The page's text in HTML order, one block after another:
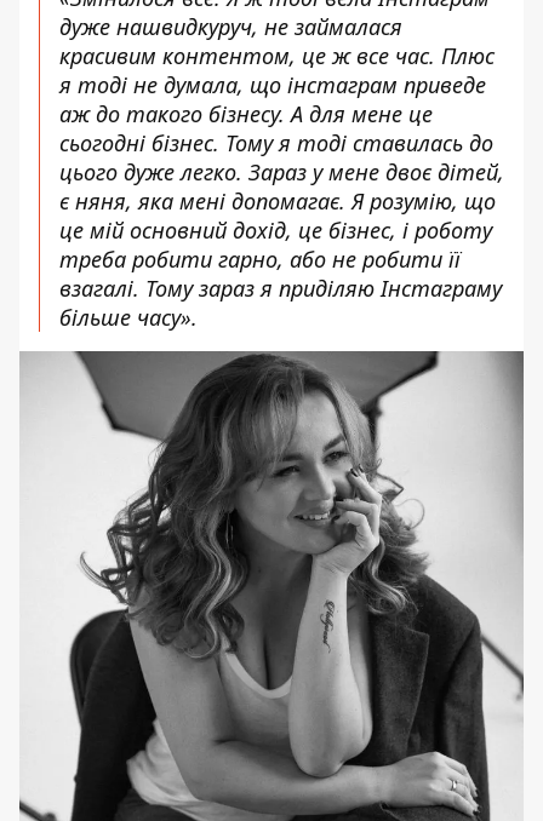
дуже нашвидкуруч, не займалася
красивим контентом, це ж все час. Плюс
я тоді не думала, що інстаграм приведе
аж до такого бізнесу. А для мене це
сьогодні бізнес. Тому я тоді ставилась до
цього дуже легко. Зараз у мене двоє дітей,
є няня, яка мені допомагає. Я розумію, що
це мій основний дохід, це бізнес, і роботу
треба робити гарно, або не робити її
взагалі. Тому зараз я приділяю Інстаграму
більше часу».